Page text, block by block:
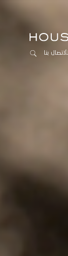
للاتصال بنا